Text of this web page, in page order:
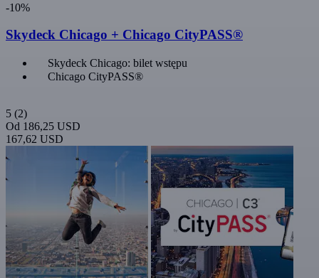
-10%
Skydeck Chicago + Chicago CityPASS®
Skydeck Chicago: bilet wstępu
Chicago CityPASS®
5 (2)
Od 186,25 USD
167,62 USD